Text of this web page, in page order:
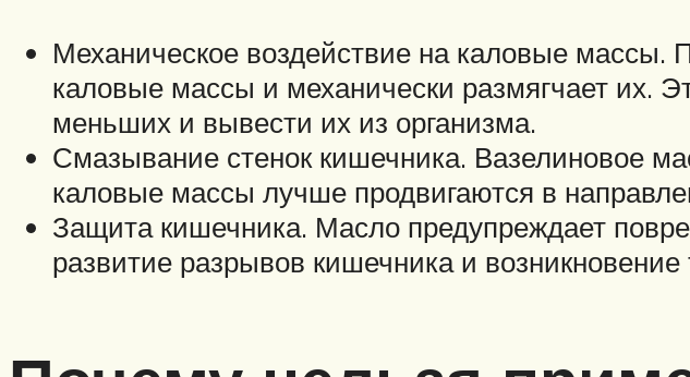
Механическое воздействие на каловые массы.
каловые массы и механически размягчает их.
меньших и вывести их из организма.
Смазывание стенок кишечника. Вазелиновое
каловые массы лучше продвигаются в
Защита кишечника. Масло предупреждает
развитие разрывов кишечника и